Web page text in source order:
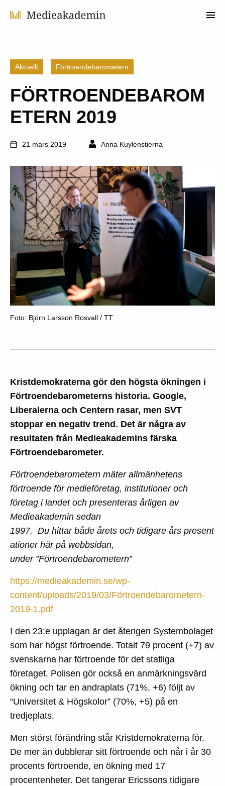
Aktuellt Förtroendebarometern
FÖRTROENDEBAROM
ETERN 2019
21 mars 2019 Anna Kuylenstierna
Foto: Björn Larsson Rosvall / TT
Kristdemokraterna gör den högsta ökningen i
Förtroendebarometerns historia. Google,
Liberalerna och Centern rasar, men SVT
stoppar en negativ trend. Det är några av
resultaten från Medieakademins färska
Förtroendebarometer.
Förtroendebarometern mäter allmänhetens
förtroende för medieföretag, institutioner och
företag i landet och presenteras årligen av
Medieakademin sedan
1997. Du hittar både årets och tidigare års present
ationer här på webbsidan,
under ”Förtroendebarometern”
https://medieakademin.se/wp-
content/uploads/2019/03/Förtroendebarometern-
2019-1.pdf
I den 23:e upplagan är det återigen Systembolaget
som har högst förtroende. Totalt 79 procent (+7) av
svenskarna har förtroende för det statliga
företaget. Polisen gör också en anmärkningsvärd
ökning och tar en andraplats (71%, +6) följt av
“Universitet & Högskolor” (70%, +5) på en
tredjeplats.
Men störst förändring står Kristdemokraterna för.
De mer än dubblerar sitt förtroende och når i år 30
procents förtroende, en ökning med 17
procentenheter. Det tangerar Ericssons tidigare